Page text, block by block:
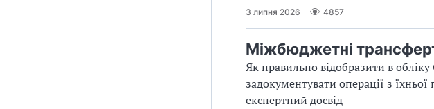
3 липня 2026 4857
Міжбюджетні
Як правильно відобразити в
задокументувати операції з
експертний досвід